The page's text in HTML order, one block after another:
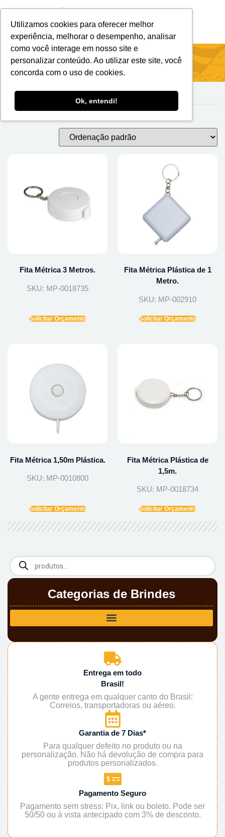
Utilizamos cookies para oferecer melhor
experiência, melhorar o desempenho, analisar
como você interage em nosso site e
personalizar conteúdo. Ao utilizar este site, você
concorda com o uso de cookies.
Ok, entendi!
Início/FERRAMENTAS / Fita Métrica
Categorias de Brindes
Entrega em todo
Brasil!
A gente entrega em qualquer canto do Brasil:
Correios, transportadoras ou aéreo.
Garantia de 7 Dias*
Para qualquer defeito no produto ou na
personalização. Não há devolução de compra para
produtos personalizados.
Pagamento Seguro
Pagamento sem stress: Pix, link ou boleto. Pode ser
50/50 ou à vista antecipado com 3% de desconto.
Fita Métrica 3 Metros.
SKU: MP-0018735
Solicitar Orçamento
Fita Métrica Plástica de 1
Metro.
SKU: MP-002910
Solicitar Orçamento
Fita Métrica 1,50m Plástica.
SKU: MP-0010800
Solicitar Orçamento
Fita Métrica Plástica de
1,5m.
SKU: MP-0018734
Solicitar Orçamento